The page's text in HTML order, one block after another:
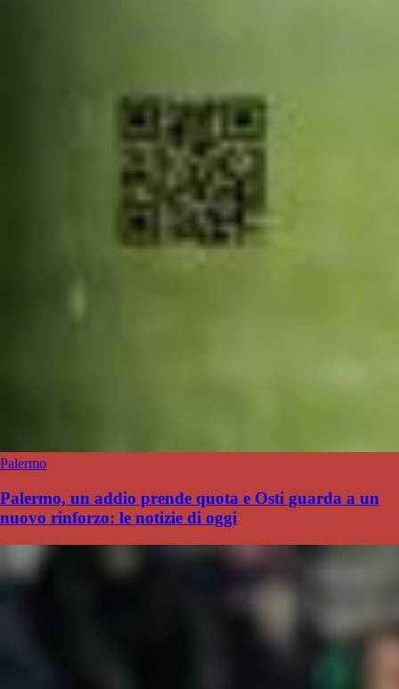
Palermo
Palermo, un addio prende quota e Osti guarda a un
nuovo rinforzo: le notizie di oggi